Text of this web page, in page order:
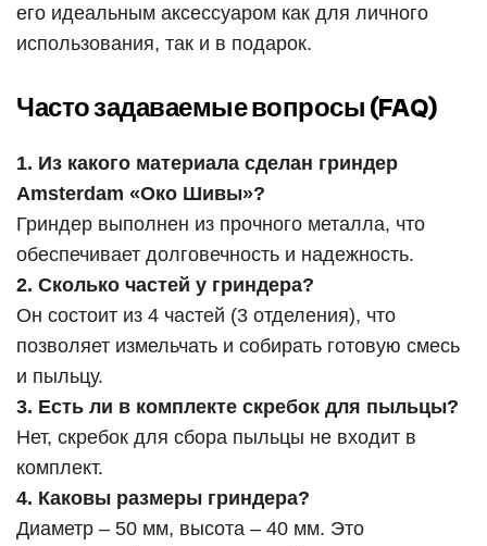
его идеальным аксессуаром как для личного
использования, так и в подарок.
Часто задаваемые вопросы (FAQ)
1. Из какого материала сделан гриндер
Amsterdam «Око Шивы»?
Гриндер выполнен из прочного металла, что
обеспечивает долговечность и надежность.
2. Сколько частей у гриндера?
Он состоит из 4 частей (3 отделения), что
позволяет измельчать и собирать готовую смесь
и пыльцу.
3. Есть ли в комплекте скребок для пыльцы?
Нет, скребок для сбора пыльцы не входит в
комплект.
4. Каковы размеры гриндера?
Диаметр – 50 мм, высота – 40 мм. Это